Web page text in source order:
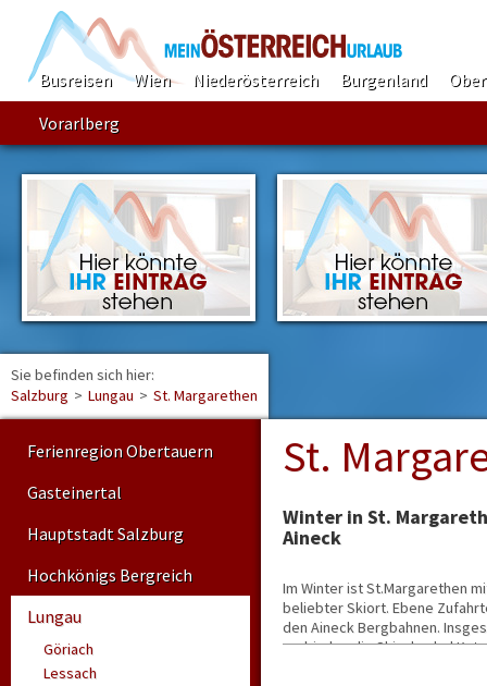
Busreisen Wien Niederösterreich Burgenland
Vorarlberg
Sie befinden sich hier:
Salzburg > Lungau > St. Margarethen
Ferienregion Obertauern
Gasteinertal
Hauptstadt Salzburg
Hochkönigs Bergreich
Lungau
Göriach
Lessach
St.
Winter in St.
Aineck
Im Winter ist St.Margarethen
beliebter Skiort. Ebene
den Aineck Bergbahnen.
verbinden die Skischaukel